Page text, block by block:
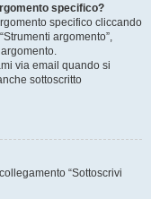
specifico?
specifico cliccando
argomento”,
via email quando si
sottoscritto
“Sottoscrivi